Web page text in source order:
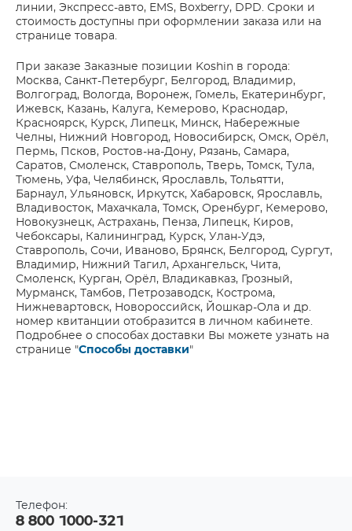
линии, Экспресс-авто, EMS, Boxberry, DPD. Сроки и
стоимость доступны при оформлении заказа или на
странице товара.
При заказе Заказные позиции Koshin в города:
Москва, Санкт-Петербург, Белгород, Владимир,
Волгоград, Вологда, Воронеж, Гомель, Екатеринбург,
Ижевск, Казань, Калуга, Кемерово, Краснодар,
Красноярск, Курск, Липецк, Минск, Набережные
Челны, Нижний Новгород, Новосибирск, Омск, Орёл,
Пермь, Псков, Ростов-на-Дону, Рязань, Самара,
Саратов, Смоленск, Ставрополь, Тверь, Томск, Тула,
Тюмень, Уфа, Челябинск, Ярославль, Тольятти,
Барнаул, Ульяновск, Иркутск, Хабаровск, Ярославль,
Владивосток, Махачкала, Томск, Оренбург, Кемерово,
Новокузнецк, Астрахань, Пенза, Липецк, Киров,
Чебоксары, Калининград, Курск, Улан-Удэ,
Ставрополь, Сочи, Иваново, Брянск, Белгород, Сургут,
Владимир, Нижний Тагил, Архангельск, Чита,
Смоленск, Курган, Орёл, Владикавказ, Грозный,
Мурманск, Тамбов, Петрозаводск, Кострома,
Нижневартовск, Новороссийск, Йошкар-Ола и др.
номер квитанции отобразится в личном кабинете.
Подробнее о способах доставки Вы можете узнать на
странице "Способы доставки"
Телефон:
8 800 1000-321